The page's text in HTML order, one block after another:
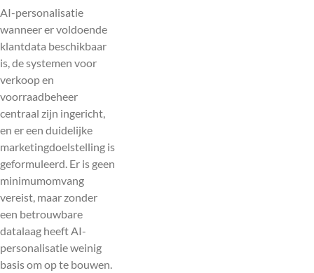
AI-personalisatie
wanneer er voldoende
klantdata beschikbaar
is, de systemen voor
verkoop en
voorraadbeheer
centraal zijn ingericht,
en er een duidelijke
marketingdoelstelling is
geformuleerd. Er is geen
minimumomvang
vereist, maar zonder
een betrouwbare
datalaag heeft AI-
personalisatie weinig
basis om op te bouwen.